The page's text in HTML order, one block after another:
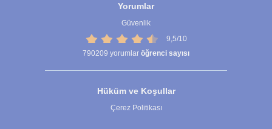
Yorumlar
Güvenlik
9,5/10
790209 yorumlar öğrenci sayısı
Hüküm ve Koşullar
Çerez Politikası